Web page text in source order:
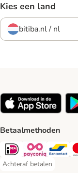
Kies een land
bitiba.nl / nl
Betaalmethoden
iDeal Payment Method
Payconiq
Achteraf betalen
Achteraf betalen